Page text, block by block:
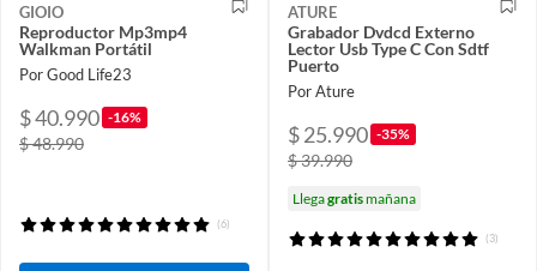
GIOIO
Reproductor Mp3mp4
Walkman Portátil
Por Good Life23
$ 40.990 -16%
$ 48.990
(6)
ATURE
Grabador Dvdcd Externo
Lector Usb Type C Con Sdtf
Puerto
Por Ature
$ 25.990 -35%
$ 39.990
Llegagratismañana
(3)